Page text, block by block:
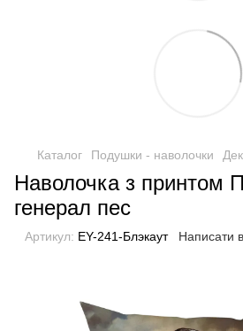
Каталог Подушки - наволочки
Наволочка з принтом
генерал пес
Артикул: EY-241-Блэкаут Написати